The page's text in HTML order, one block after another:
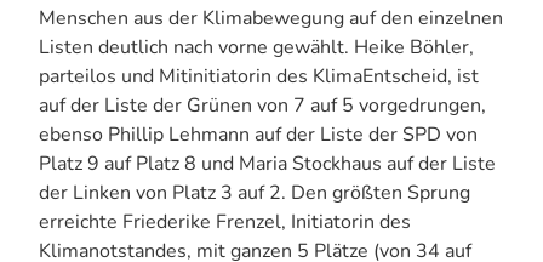
Menschen aus der Klimabewegung auf den einzelnen
Listen deutlich nach vorne gewählt. Heike Böhler,
parteilos und Mitinitiatorin des KlimaEntscheid, ist
auf der Liste der Grünen von 7 auf 5 vorgedrungen,
ebenso Phillip Lehmann auf der Liste der SPD von
Platz 9 auf Platz 8 und Maria Stockhaus auf der Liste
der Linken von Platz 3 auf 2. Den größten Sprung
erreichte Friederike Frenzel, Initiatorin des
Klimanotstandes, mit ganzen 5 Plätze (von 34 auf